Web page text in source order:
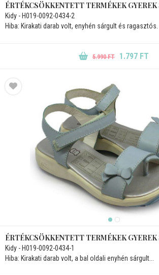
ÉRTÉKCSÖKKENTETT TERMÉKEK
Kidy - H019-0092-0434-2
Hiba: Kirakati darab volt, enyhén sárgult és ragasztós.
5.990 FT 1.797 FT
ÉRTÉKCSÖKKENTETT TERMÉKEK
Kidy - H019-0092-0434-1
Hiba: Kirakati darab volt, a bal oldali enyhén sárgult...